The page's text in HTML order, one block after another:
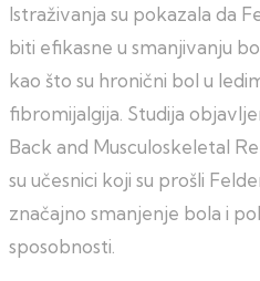
Istraživanja su pokazala da
biti efikasne u smanjivanju
kao što su hronični bol u
fibromijalgija. Studija
Back and Musculoskeletal
su učesnici koji su prošli
značajno smanjenje bola i
sposobnosti.